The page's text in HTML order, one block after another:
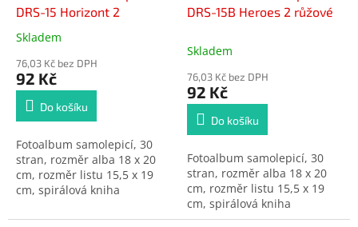
DRS-15 Horizont 2
Průměrné
produktu
je
5,0
hvězdiček.
Skladem
76,03 Kč bez DPH
92 Kč
Do košíku
Fotoalbum samolepicí, 30
stran, rozměr alba 18 x 20
cm, rozměr listu 15,5 x 19
cm, spirálová kniha
DRS-15B Heroes 2 růžové
Skladem
76,03 Kč bez DPH
92 Kč
Do košíku
Fotoalbum samolepicí, 30
stran, rozměr alba 18 x 20
cm, rozměr listu 15,5 x 19
cm, spirálová kniha